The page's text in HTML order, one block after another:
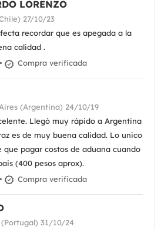
LORENZO
27/10/23
recordar que es apegada a la
calidad .
• Compra verificada
(Argentina) 24/10/19
Llegó muy rápido a Argentina
es de muy buena calidad. Lo unico
que pagar costos de aduana cuando
(400 pesos aprox).
• Compra verificada
31/10/24